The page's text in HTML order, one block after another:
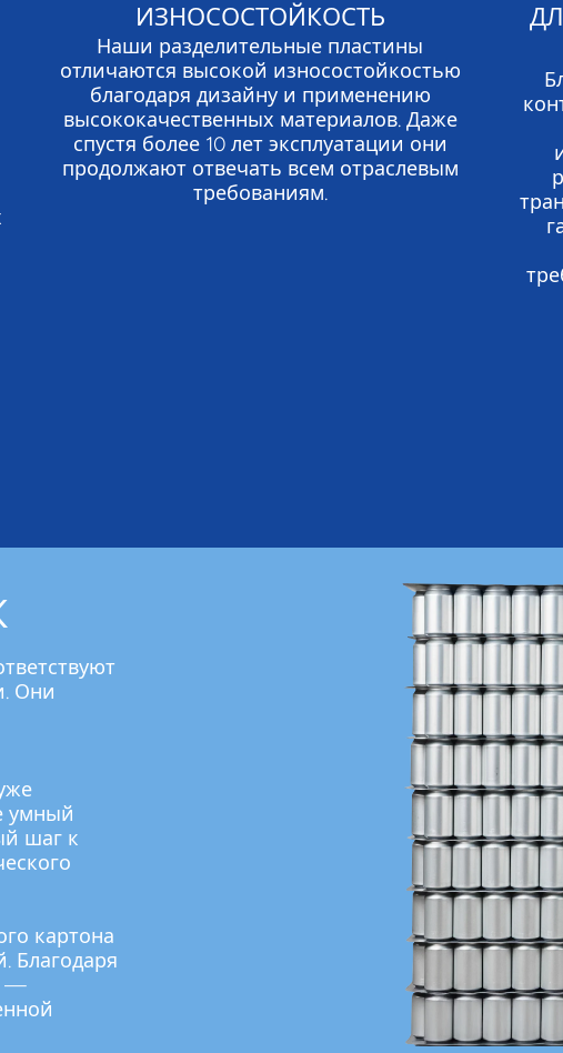
ИЗНОСОСТОЙКОСТЬ
Наши разделительные пластины
отличаются высокой износостойкостью
благодаря дизайну и применению
высококачественных материалов. Даже
спустя более 10 лет эксплуатации они
продолжают отвечать всем отраслевым
требованиям.
Они
умный
шаг к
картона
Благодаря
—